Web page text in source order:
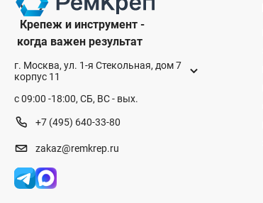
Крепеж и инструмент -
когда важен результат
г. Москва, ул. 1-я Стекольная, дом 7
корпус 11
с 09:00 -18:00, СБ, ВС - вых.
+7 (495) 640-33-80
zakaz@remkrep.ru